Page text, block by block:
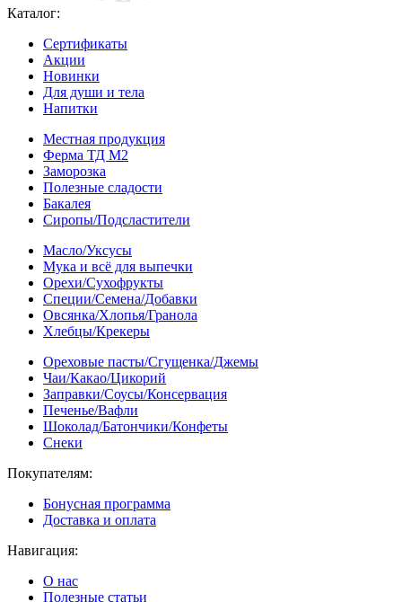
Каталог:
Сертификаты
Акции
Новинки
Для души и тела
Напитки
Местная продукция
Ферма ТД М2
Заморозка
Полезные сладости
Бакалея
Сиропы/Подсластители
Масло/Уксусы
Мука и всё для выпечки
Орехи/Сухофрукты
Специи/Семена/Добавки
Овсянка/Хлопья/Гранола
Хлебцы/Крекеры
Ореховые пасты/Сгущенка/Джемы
Чаи/Какао/Цикорий
Заправки/Соусы/Консервация
Печенье/Вафли
Шоколад/Батончики/Конфеты
Снеки
Покупателям:
Бонусная программа
Доставка и оплата
Навигация:
О нас
Полезные статьи